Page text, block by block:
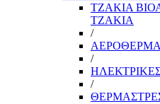
ΤΖΑΚΙΑ
ΤΖΑΚΙΑ
/
ΑΕΡΟΘΕΡΜΑ
/
/